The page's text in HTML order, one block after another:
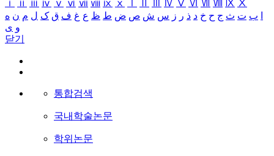
ⅰ
ⅱ ⅲ ⅳ ⅴ ⅵ ⅶ ⅷ ⅸ ⅹ Ⅳ Ⅴ Ⅵ Ⅶ Ⅷ Ⅸ Ⅹ
ب ت ث ج ح خ د ذ ر ز س ش ص ض ط ظ ع غ ف ق ک ل م ن ه
و ی
닫기
통합검색
국내학술논문
학위논문